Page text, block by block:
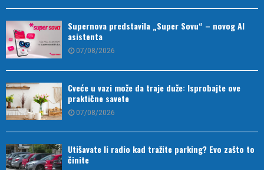
Supernova predstavila „Super Sovu“ – novog AI
asistenta
07/08/2026
Cveće u vazi može da traje duže: Isprobajte ove
praktične savete
07/08/2026
Utišavate li radio kad tražite parking? Evo zašto to
činite